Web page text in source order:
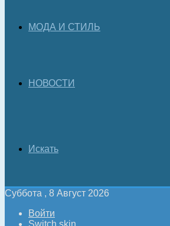
МОДА И СТИЛЬ
НОВОСТИ
Искать
Суббота , 8 Август 2026
Войти
Switch skin